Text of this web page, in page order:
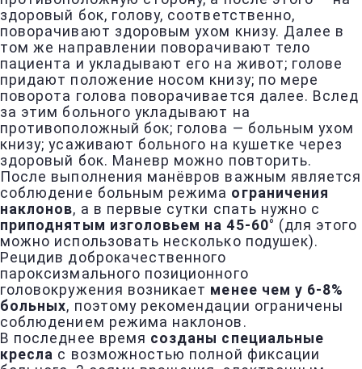
здоровый бок, голову, соответственно,
поворачивают здоровым ухом книзу. Далее в
том же направлении поворачивают тело
пациента и укладывают его на живот; голове
придают положение носом книзу; по мере
поворота голова поворачивается далее. Вслед
за этим больного укладывают на
противоположный бок; голова — больным ухом
книзу; усаживают больного на кушетке через
здоровый бок. Маневр можно повторить.
После выполнения манёвров важным является
соблюдение больным режима ограничения
наклонов, а в первые сутки спать нужно с
приподнятым изголовьем на 45-60° (для этого
можно использовать несколько подушек).
Рецидив доброкачественного
пароксизмального позиционного
головокружения возникает менее чем у 6-8%
больных, поэтому рекомендации ограничены
соблюдением режима наклонов.
В последнее время созданы специальные
кресла с возможностью полной фиксации